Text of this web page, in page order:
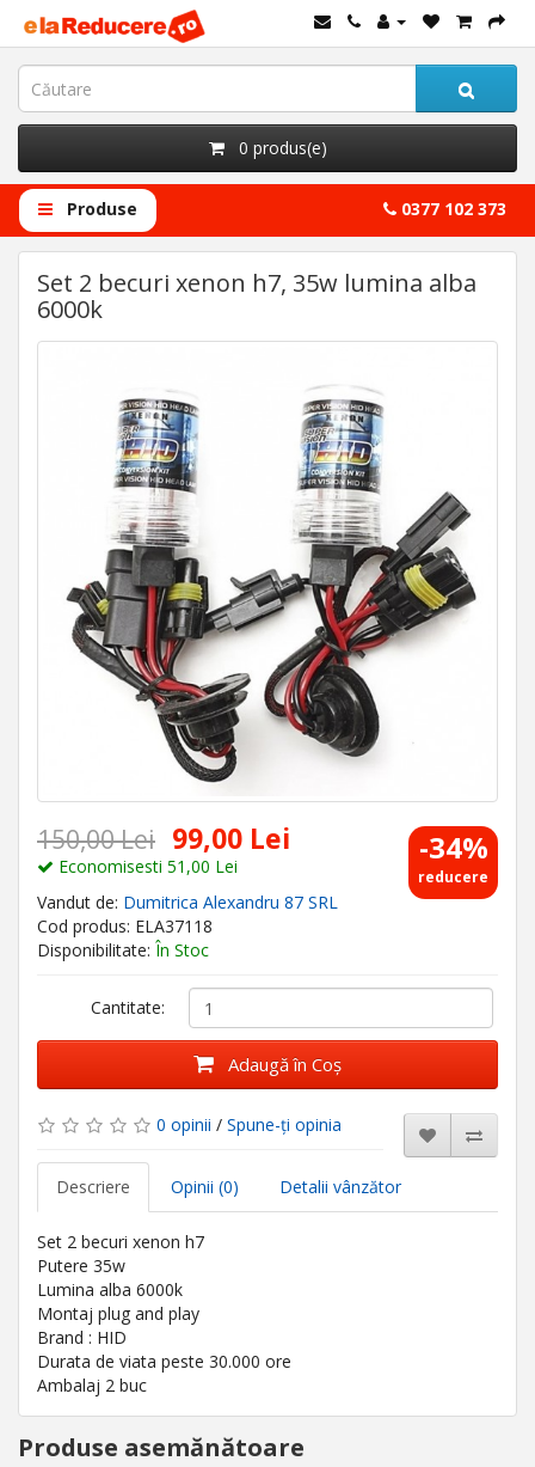
0 produs(e)
Produse 0377 102 373
Set 2 becuri xenon h7, 35w lumina alba
6000k
-34%
reducere
150,00 Lei 99,00 Lei
Economisesti 51,00 Lei
Vandut de: Dumitrica Alexandru 87 SRL
Cod produs: ELA37118
Disponibilitate: În Stoc
Cantitate:
Adaugă în Coş
0 opinii / Spune-ţi opinia
Descriere Opinii (0) Detalii vânzător
Set 2 becuri xenon h7
Putere 35w
Lumina alba 6000k
Montaj plug and play
Brand : HID
Durata de viata peste 30.000 ore
Ambalaj 2 buc
Produse asemănătoare